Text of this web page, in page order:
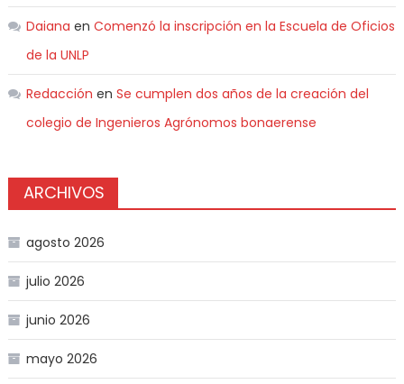
Daiana en Comenzó la inscripción en la Escuela de Oficios
de la UNLP
Redacción en Se cumplen dos años de la creación del
colegio de Ingenieros Agrónomos bonaerense
ARCHIVOS
agosto 2026
julio 2026
junio 2026
mayo 2026